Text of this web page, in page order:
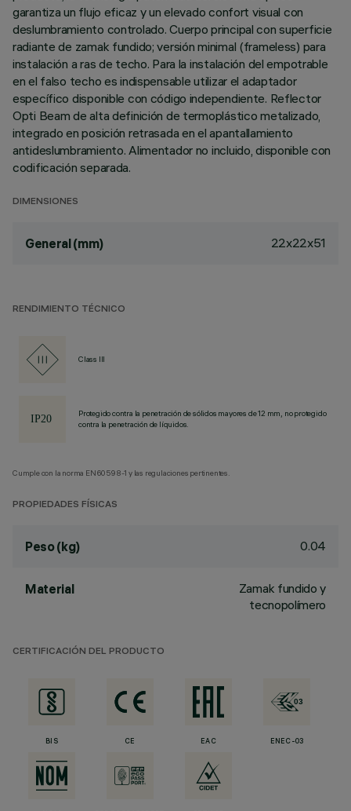
garantiza un flujo eficaz y un elevado confort visual con
deslumbramiento controlado. Cuerpo principal con superficie
radiante de zamak fundido; versión minimal (frameless) para
instalación a ras de techo. Para la instalación del empotrable
en el falso techo es indispensable utilizar el adaptador
específico disponible con código independiente. Reflector
Opti Beam de alta definición de termoplástico metalizado,
integrado en posición retrasada en el apantallamiento
antideslumbramiento. Alimentador no incluido, disponible con
codificación separada.
DIMENSIONES
General (mm) 22x22x51
RENDIMIENTO TÉCNICO
Class III
Protegido contra la penetración de sólidos mayores de 12 mm, no protegido
contra la penetración de líquidos.
Cumple con la norma EN60598-1 y las regulaciones pertinentes.
PROPIEDADES FÍSICAS
Peso (kg) 0.04
Material
Zamak fundido y
tecnopolímero
CERTIFICACIÓN DEL PRODUCTO
BIS CE EAC ENEC-03